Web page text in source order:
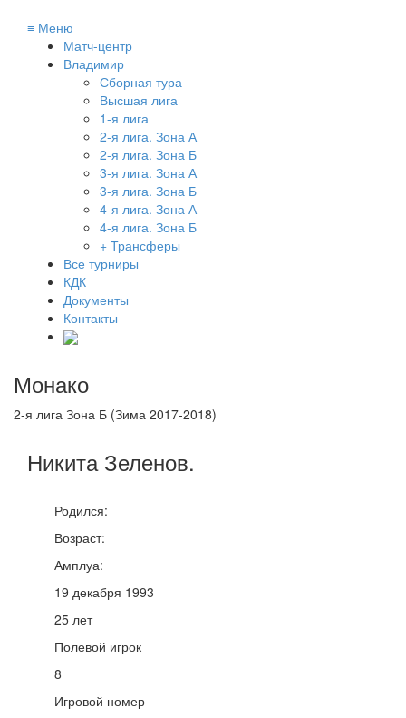
≡ Меню
Матч-центр
Владимир
Сборная тура
Высшая лига
1-я лига
2-я лига. Зона А
2-я лига. Зона Б
3-я лига. Зона А
3-я лига. Зона Б
4-я лига. Зона А
4-я лига. Зона Б
+ Трансферы
Все турниры
КДК
Документы
Контакты
Монако
2-я лига Зона Б (Зима 2017-2018)
НикитаЗеленов.
Родился:
Возраст:
Амплуа:
19 декабря 1993
25 лет
Полевой игрок
8
Игровой номер